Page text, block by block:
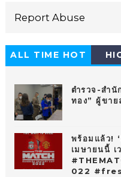
Report Abuse
ALL TIME HOT
ตำรวจ-สำนั
ทอง” ผู้ขาย
พร้อมแล้ว!
เมษายนนี้
022